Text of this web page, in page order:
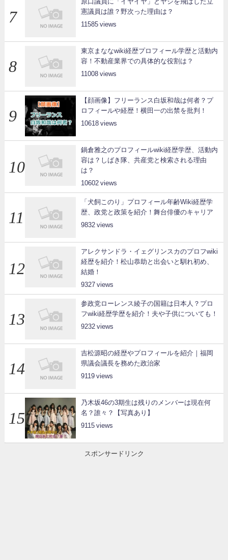
憲議員は誰？野次った理由は？
11585
東京まななwiki経歴プロフィール学歴と活動内
容！不動産業界での具体的な役割は？
11008
【顔画像】フリーランス白坂和哉は何者？プ
ロフィールや経歴！横田一の出禁を批判！
10618
鍋倉雅之のプロフィールwiki経歴学歴、活動内
容は？しばき隊、共産党と検索される理由
は？
10602
「犬飼このり」プロフィール年齢Wiki経歴学
歴、政党と政策を紹介！舞台俳優のキャリア
9832
アレクサンドラ・イェグリンスカのプロフwiki
経歴を紹介！松山恭助と出会いと馴れ初め、
結婚！
9327
参政党ローレンス綾子の国籍は日本人？プロ
フwiki経歴学歴を紹介！夫や子供についても！
9232
吉松源昭の経歴やプロフィールを紹介｜福岡
県議会議長を務めた政治家
9119
乃木坂46の3期生は残りのメンバーは現在何
名？誰々？【写真あり】
9115
スポンサードリンク